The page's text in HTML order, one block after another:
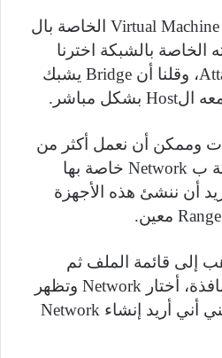
Virtual Machine الخاصة بال
الخاصة بالشبكة اخترنا
، وقلنا أن Bridge يشبك
الHost بشكل مباشر.
وممكن أن نعمل أكثر من
ب Network خاصة بها
أن ننشئ هذه الأجهزة
معين.
إلى قائمة الملف ثم
أختار Network وتظهر
أني أريد إنشاء Network